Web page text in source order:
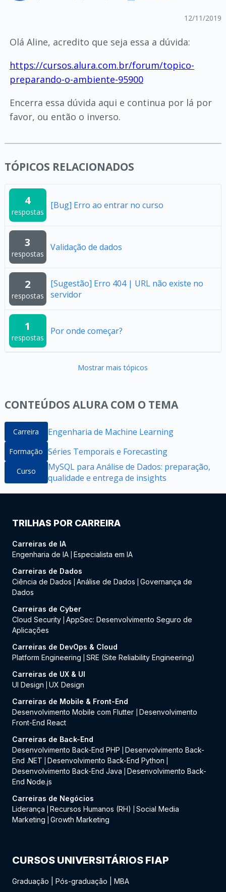
12/11/2019
Olá Aline, acredito que seja essa a dúvida:
https://cursos.alura.com.br/forum/topico-
preparando-o-ambiente-95900
Encerra essa dúvida aqui e continua por lá por
favor, ou então o inverso.
TÓPICOS RELACIONADOS
4
respostas
[Bug] Erro ao entrar no curso
3
respostas
Validação de dados
2
respostas
[Sugestão] Erro 404 | URL não existe no
servidor
1
respostas
Por onde começar?
Mostrar mais tópicos
CONTEÚDOS ALURA COM O TEMA
Carreira Engenharia de Machine Learning
Formação Séries Temporais e Forecasting
Curso
MySQL para Análise de Dados: preparação,
qualidade e entrega de insights
TRILHAS POR CARREIRA
Carreiras de IA
Engenharia de IA Especialista em IA
Carreiras de Dados
Ciência de Dados
Análise de Dados
Governança de
Dados
Carreiras de Cyber
Cloud Security AppSec: Desenvolvimento Seguro de
Aplicações
Carreiras de DevOps & Cloud
Platform Engineering
SRE (Site Reliability Engineering)
Carreiras de UX & UI
UI Design
UX Design
Carreiras de Mobile & Front-End
Desenvolvimento Mobile com Flutter
Desenvolvimento
Front-End React
Carreiras de Back-End
Desenvolvimento Back-End PHP
Desenvolvimento Back-
End .NET
Desenvolvimento Back-End Python
Desenvolvimento Back-End Java
Desenvolvimento Back-
End Node.js
Carreiras de Negócios
Liderança
Recursos Humanos (RH)
Social Media
Marketing
Growth Marketing
CURSOS UNIVERSITÁRIOS FIAP
Graduação Pós-graduação MBA